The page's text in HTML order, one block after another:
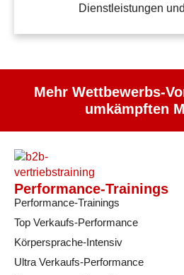
Dienstleistungen
Mehr Wettbewerbs-
umkämpften
Performance-Trainings
Performance-Trainings
Top Verkaufs-Performance
Körpersprache-Intensiv
Ultra Verkaufs-Performance